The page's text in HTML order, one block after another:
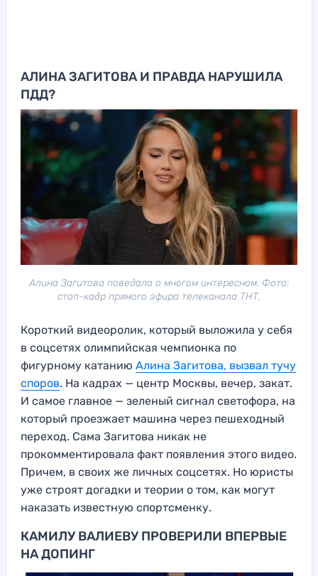
АЛИНА ЗАГИТОВА И ПРАВДА НАРУШИЛА
ПДД?
Алина Загитова поведала о многом интересном. Фото:
стоп-кадр прямого эфира телеканала ТНТ.
Короткий видеоролик, который выложила у себя
в соцсетях олимпийская чемпионка по
фигурному катанию Алина Загитова, вызвал тучу
споров. На кадрах — центр Москвы, вечер, закат.
И самое главное — зеленый сигнал светофора, на
который проезжает машина через пешеходный
переход. Сама Загитова никак не
прокомментировала факт появления этого видео.
Причем, в своих же личных соцсетях. Но юристы
уже строят догадки и теории о том, как могут
наказать известную спортсменку.
КАМИЛУ ВАЛИЕВУ ПРОВЕРИЛИ ВПЕРВЫЕ
НА ДОПИНГ